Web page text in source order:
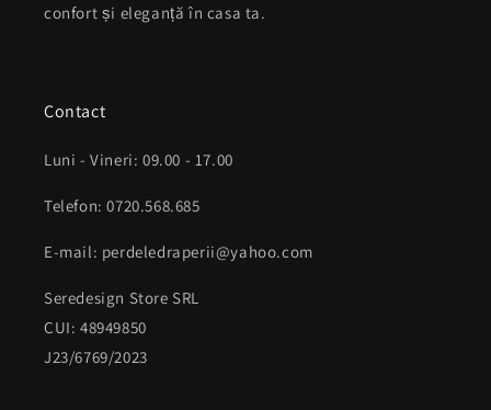
confort și eleganță în casa ta.
Contact
Luni - Vineri: 09.00 - 17.00
Telefon: 0720.568.685
E-mail: perdeledraperii@yahoo.com
Seredesign Store SRL
CUI: 48949850
J23/6769/2023